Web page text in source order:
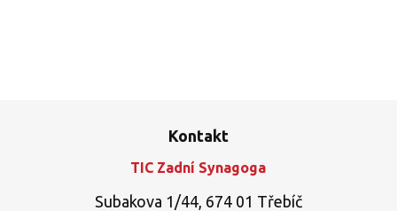
Kontakt
TIC Zadní Synagoga
Subakova 1/44, 674 01 Třebíč